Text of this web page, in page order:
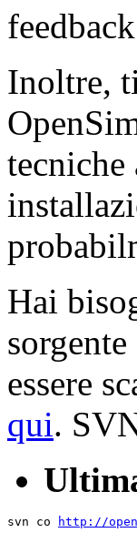
Inoltre,
Hai
essere
qui.
svn co http://